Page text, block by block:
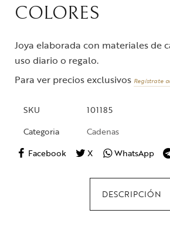
COLORES
Joya elaborada con materiales de
uso diario o regalo.
Para ver precios exclusivos Regístrate
SKU
101185
Categoria
Cadenas
Facebook
X WhatsApp
DESCRIPCIÓN